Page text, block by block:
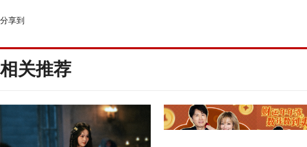
分享到
相关推荐